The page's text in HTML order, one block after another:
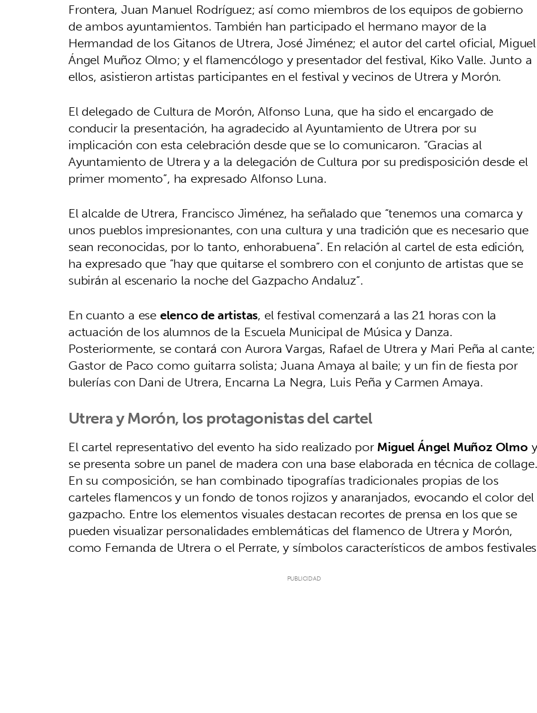
Frontera, Juan Manuel Rodríguez; así como miembros de los equipos de gobierno
de ambos ayuntamientos. También han participado el hermano mayor de la
Hermandad de los Gitanos de Utrera, José Jiménez; el autor del cartel oficial, Miguel
Ángel Muñoz Olmo; y el flamencólogo y presentador del festival, Kiko Valle. Junto a
ellos, asistieron artistas participantes en el festival y vecinos de Utrera y Morón.
El delegado de Cultura de Morón, Alfonso Luna, que ha sido el encargado de
conducir la presentación, ha agradecido al Ayuntamiento de Utrera por su
implicación con esta celebración desde que se lo comunicaron. “Gracias al
Ayuntamiento de Utrera y a la delegación de Cultura por su predisposición desde el
primer momento”, ha expresado Alfonso Luna.
El alcalde de Utrera, Francisco Jiménez, ha señalado que “tenemos una comarca y
unos pueblos impresionantes, con una cultura y una tradición que es necesario que
sean reconocidas, por lo tanto, enhorabuena”. En relación al cartel de esta edición,
ha expresado que “hay que quitarse el sombrero con el conjunto de artistas que se
subirán al escenario la noche del Gazpacho Andaluz”.
En cuanto a eseelenco de artistas, el festival comenzará a las 21 horas con la
actuación de los alumnos de la Escuela Municipal de Música y Danza.
Posteriormente, se contará con Aurora Vargas, Rafael de Utrera y Mari Peña al cante;
Gastor de Paco como guitarra solista; Juana Amaya al baile; y un fin de fiesta por
bulerías con Dani de Utrera, Encarna La Negra, Luis Peña y Carmen Amaya.
Utrera y Morón, los protagonistas del cartel
El cartel representativo del evento ha sido realizado porMiguel Ángel Muñoz Olmo y
se presenta sobre un panel de madera con una base elaborada en técnica de collage.
En su composición, se han combinado tipografías tradicionales propias de los
carteles flamencos y un fondo de tonos rojizos y anaranjados, evocando el color del
gazpacho. Entre los elementos visuales destacan recortes de prensa en los que se
pueden visualizar personalidades emblemáticas del flamenco de Utrera y Morón,
como Fernanda de Utrera o el Perrate, y símbolos característicos de ambos